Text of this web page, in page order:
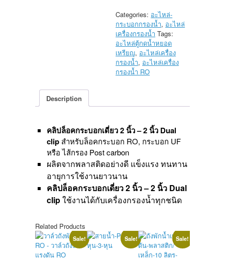
2นิ้ว+2นิ้ว
-
2"+2"
Dual
Clip
(#3
ใน
Categories: อะไหล่-
กระบอกกรองน้ำ, อะไหล่
เครื่องกรองน้ำ Tags:
อะไหล่ตู้กดน้ำหยอด
เหรียญ, อะไหล่เครื่อง
กรองน้ำ, อะไหล่เครื่อง
กรองน้ำ RO
Description
คลิปล็อคกระบอกเดี่ยว 2 นิ้ว – 2 นิ้ว Dual
clipสำหรับล็อคกระบอก RO, กระบอก UF
หรือ ไส้กรอง Post carbon
ผลิตจากพลาสติดอย่างดี แข็งแรง ทนทาน
อายุการใช้งานยาวนาน
คลิปล็อคกระบอกเดี่ยว 2 นิ้ว – 2 นิ้ว Dual
clipใช้งานได้กับเครื่องกรองน้ำทุกชนิด
Related Products
Sale! Sale! Sale!